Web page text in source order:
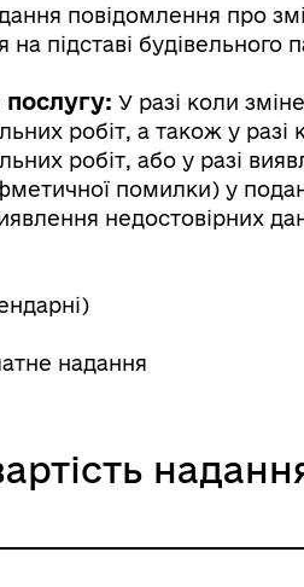
повідомлення про
на підставі будівельного
У разі коли
робіт, а також у разі
робіт, або у разі
помилки) у
недостовірних
надання